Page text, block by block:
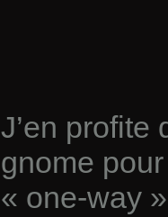
J’en profite
gnome
« one-way